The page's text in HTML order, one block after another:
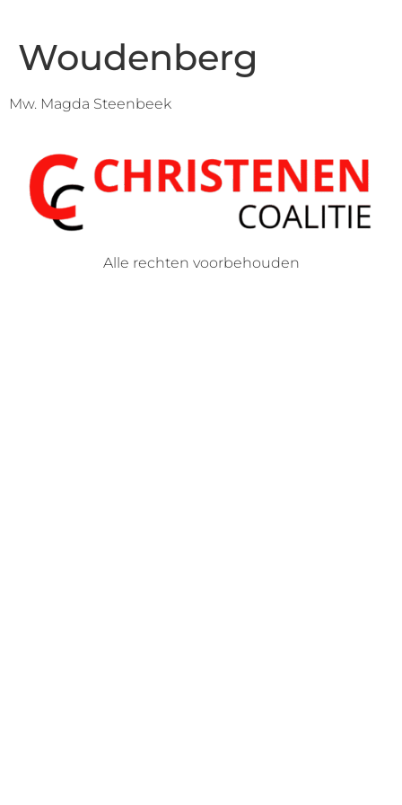
Woudenberg
Mw. Magda Steenbeek
Alle rechten voorbehouden